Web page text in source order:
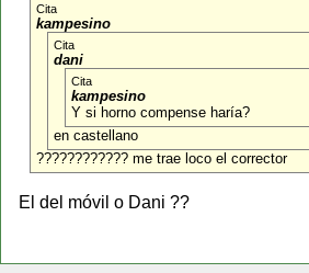
Cita
kampesino
Cita
dani
Cita
kampesino
Y si horno compense haría?
en castellano
???????????? me trae loco el corrector
El del móvil o Dani ??